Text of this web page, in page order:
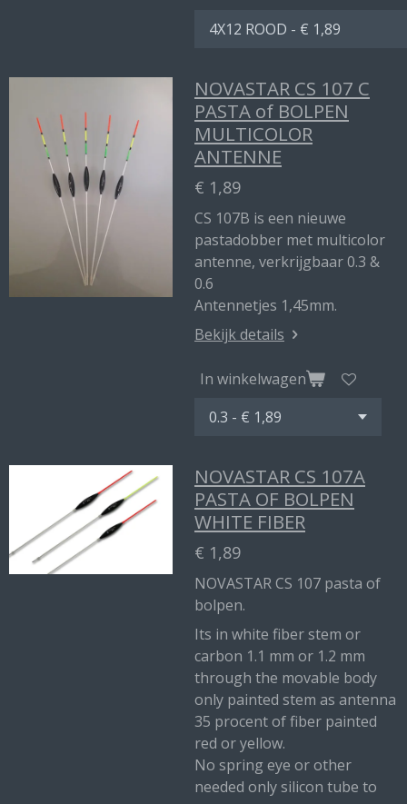
NOVASTAR CS 107 C
PASTA of BOLPEN
MULTICOLOR
ANTENNE
€ 1,89
CS 107B is een nieuwe
pastadobber met multicolor
antenne, verkrijgbaar 0.3 &
0.6
Antennetjes 1,45mm.
Bekijk details
In winkelwagen
NOVASTAR CS 107A
PASTA OF BOLPEN
WHITE FIBER
€ 1,89
NOVASTAR CS 107 pasta of
bolpen.
Its in white fiber stem or
carbon 1.1 mm or 1.2 mm
through the movable body
only painted stem as antenna
35 procent of fiber painted
red or yellow.
No spring eye or other
needed only silicon tube to